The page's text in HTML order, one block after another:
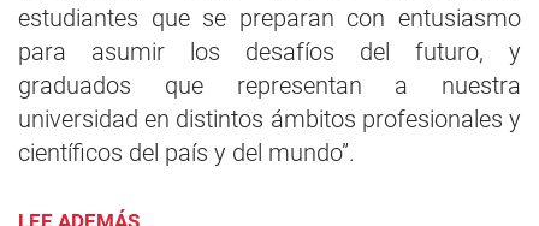
estudiantes que se preparan con entusiasmo
para asumir los desafíos del futuro, y
graduados que representan a nuestra
universidad en distintos ámbitos profesionales y
científicos del país y del mundo”.
LEE ADEMÁS